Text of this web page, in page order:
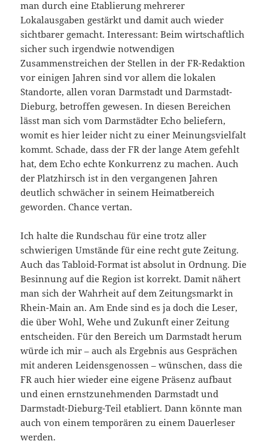
man durch eine Etablierung mehrerer
Lokalausgaben gestärkt und damit auch wieder
sichtbarer gemacht. Interessant: Beim wirtschaftlich
sicher such irgendwie notwendigen
Zusammenstreichen der Stellen in der FR-Redaktion
vor einigen Jahren sind vor allem die lokalen
Standorte, allen voran Darmstadt und Darmstadt-
Dieburg, betroffen gewesen. In diesen Bereichen
lässt man sich vom Darmstädter Echo beliefern,
womit es hier leider nicht zu einer Meinungsvielfalt
kommt. Schade, dass der FR der lange Atem gefehlt
hat, dem Echo echte Konkurrenz zu machen. Auch
der Platzhirsch ist in den vergangenen Jahren
deutlich schwächer in seinem Heimatbereich
geworden. Chance vertan.
Ich halte die Rundschau für eine trotz aller
schwierigen Umstände für eine recht gute Zeitung.
Auch das Tabloid-Format ist absolut in Ordnung. Die
Besinnung auf die Region ist korrekt. Damit nähert
man sich der Wahrheit auf dem Zeitungsmarkt in
Rhein-Main an. Am Ende sind es ja doch die Leser,
die über Wohl, Wehe und Zukunft einer Zeitung
entscheiden. Für den Bereich um Darmstadt herum
würde ich mir – auch als Ergebnis aus Gesprächen
mit anderen Leidensgenossen – wünschen, dass die
FR auch hier wieder eine eigene Präsenz aufbaut
und einen ernstzunehmenden Darmstadt und
Darmstadt-Dieburg-Teil etabliert. Dann könnte man
auch von einem temporären zu einem Dauerleser
werden.